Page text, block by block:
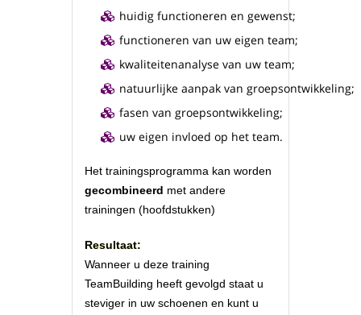
huidig functioneren en gewenst;
functioneren van uw eigen team;
kwaliteitenanalyse van uw team;
natuurlijke aanpak van groepsontwikkeling;
fasen van groepsontwikkeling;
uw eigen invloed op het team.
Het trainingsprogramma kan worden
gecombineerd met andere
trainingen (hoofdstukken)
Resultaat:
Wanneer u deze training
TeamBuilding heeft gevolgd staat u
steviger in uw schoenen en kunt u